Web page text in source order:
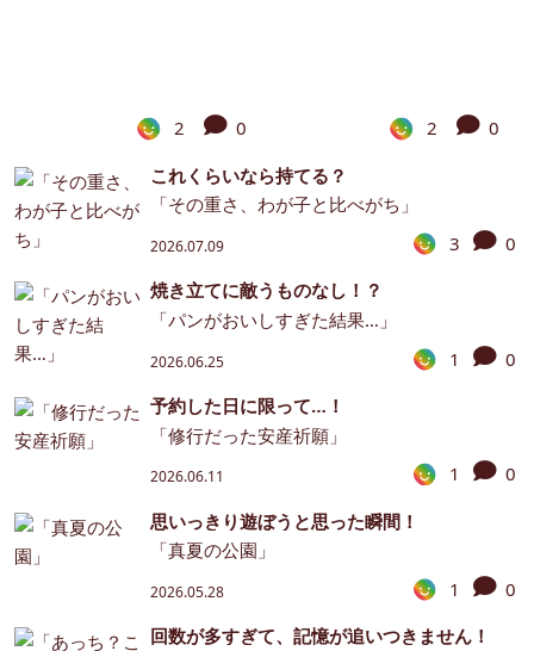
2 0 2
0
これくらいなら持てる？
「その重さ、わが子と比べがち」
2026.07.09 3
0
焼き立てに敵うものなし！？
「パンがおいしすぎた結果…」
2026.06.25 1
0
予約した日に限って…！
「修行だった安産祈願」
2026.06.11 1
0
思いっきり遊ぼうと思った瞬間！
「真夏の公園」
2026.05.28 1
0
回数が多すぎて、記憶が追いつきません！